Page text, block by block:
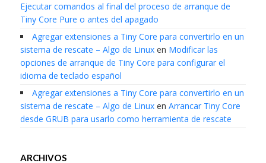
Ejecutar comandos al final del proceso de arranque de
Tiny Core Pure o antes del apagado
Agregar extensiones a Tiny Core para convertirlo en un
sistema de rescate – Algo de Linuxen Modificar las
opciones de arranque de Tiny Core para configurar el
idioma de teclado español
Agregar extensiones a Tiny Core para convertirlo en un
sistema de rescate – Algo de Linuxen Arrancar Tiny Core
desde GRUB para usarlo como herramienta de rescate
ARCHIVOS